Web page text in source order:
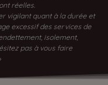
réelles.
vigilant quant à la durée et
excessif des services de
isolement,
pas à vous faire